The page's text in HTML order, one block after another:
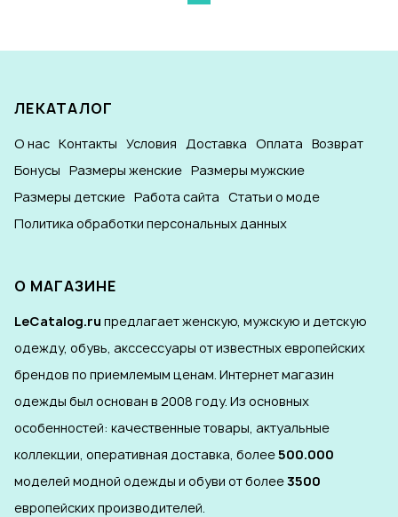
ЛЕКАТАЛОГ
О нас Контакты Условия Доставка Оплата Возврат
Бонусы Размеры женские Размеры мужские
Размеры детские Работа сайта Статьи о моде
Политика обработки персональных данных
О МАГАЗИНЕ
LeCatalog.ru предлагает женскую, мужскую и детскую
одежду, обувь, акссессуары от известных европейских
брендов по приемлемым ценам. Интернет магазин
одежды был основан в 2008 году. Из основных
особенностей: качественные товары, актуальные
коллекции, оперативная доставка, более500.000
моделей модной одежды и обуви от более3500
европейских производителей.